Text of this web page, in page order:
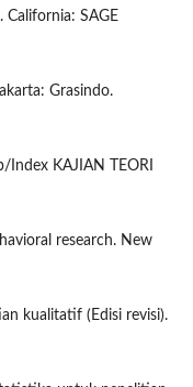
California: SAGE
Grasindo.
KAJIAN TEORI
research. New
kualitatif (Edisi revisi).